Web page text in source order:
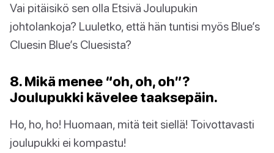
Vai pitäisikö sen olla Etsivä Joulupukin
johtolankoja? Luuletko, että hän tuntisi myös Blue’s
Cluesin Blue’s Cluesista?
8. Mikä menee “oh, oh, oh”?
Joulupukki kävelee taaksepäin.
Ho, ho, ho! Huomaan, mitä teit siellä! Toivottavasti
joulupukki ei kompastu!